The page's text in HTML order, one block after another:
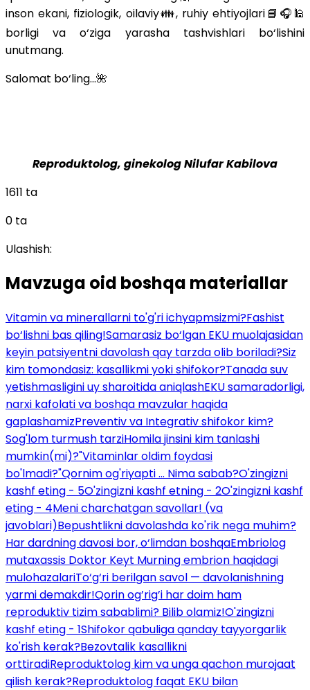
inson ekani, fiziologik, oilaviy👪, ruhiy ehtiyojlari📘🎧🕌
borligi va o‘ziga yarasha tashvishlari bo‘lishini
unutmang.
Salomat bo‘ling...🌺
Reproduktolog, ginekolog Nilufar Kabilova
1611 ta
0 ta
Ulashish:
Mavzuga oid boshqa materiallar
Vitamin va minerallarni to'g'ri ichyapmsizmi?Fashist
bo‘lishni bas qiling!Samarasiz bo‘lgan EKU muolajasidan
keyin patsiyentni davolash qay tarzda olib boriladi?Siz
kim tomondasiz: kasallikmi yoki shifokor?Tanada suv
yetishmasligini uy sharoitida aniqlashEKU samaradorligi,
narxi kafolati va boshqa mavzular haqida
gaplashamizPreventiv va Integrativ shifokor kim?
Sog'lom turmush tarziHomila jinsini kim tanlashi
mumkin(mi)?"Vitaminlar oldim foydasi
bo'lmadi?"Qornim og'riyapti ... Nima sabab?O'zingizni
kashf eting - 5O'zingizni kashf etning - 2O'zingizni kashf
eting - 4Meni charchatgan savollar! (va
javoblari)Bepushtlikni davolashda ko'rik nega muhim?
Har dardning davosi bor, o‘limdan boshqaEmbriolog
mutaxassis Doktor Keyt Murning embrion haqidagi
mulohazalariTo‘g‘ri berilgan savol — davolanishning
yarmi demakdir!Qorin og’rig’i har doim ham
reproduktiv tizim sabablimi? Bilib olamiz!O'zingizni
kashf eting - 1Shifokor qabuliga qanday tayyorgarlik
ko'rish kerak?Bezovtalik kasallikni
orttiradiReproduktolog kim va unga qachon murojaat
qilish kerak?Reproduktolog faqat EKU bilan